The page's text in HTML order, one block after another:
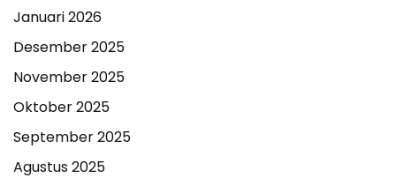
Januari 2026
Desember 2025
November 2025
Oktober 2025
September 2025
Agustus 2025